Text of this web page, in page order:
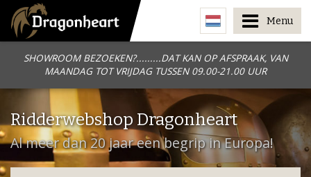
SHOWROOM BEZOEKEN?.........DAT KAN OP AFSPRAAK, VAN
MAANDAG TOT VRIJDAG TUSSEN 09.00-21.00 UUR
Menu
Ridderwebshop Dragonheart
Al meer dan 20 jaar een begrip in Europa!